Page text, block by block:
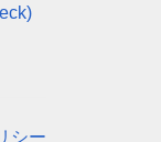
シー